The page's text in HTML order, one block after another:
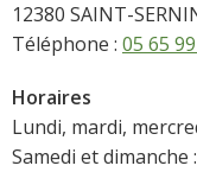
12380 SAINT-
Téléphone : 05 65
Horaires
Lundi, mardi,
Samedi et dimanche